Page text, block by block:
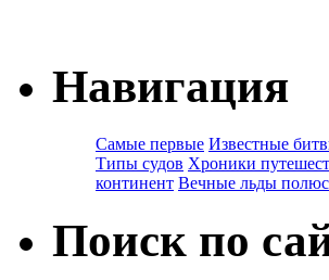
Навигация
Самые первые Известные
Типы судов Хроники
континент Вечные льды
Поиск по